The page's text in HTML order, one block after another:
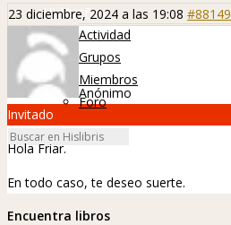
Hislibreños
Actividad
Grupos
Miembros
Foro
23 diciembre, 2024 a las 19:08 #88149
Anónimo
Invitado
Hola Friar.
En todo caso, te deseo suerte.
Encuentra libros